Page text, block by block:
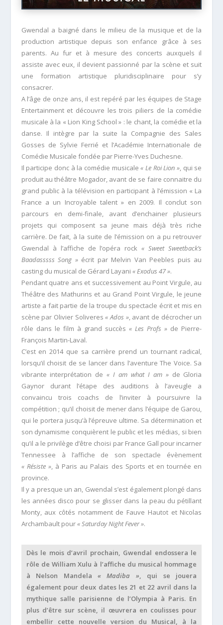
Gwendal a baigné dans le milieu de la musique et de la
production artistique depuis son enfance grâce à ses
parents. Au fur et à mesure des concerts auxquels il
assiste avec eux, il devient passionné par la scène et suit
une formation artistique pluridisciplinaire pour s’y
consacrer.
A l’âge de onze ans, il est repéré par les équipes de Stage
Entertainment et découvre les trois piliers de la comédie
musicale à la « Lion King School » : le chant, la comédie et la
danse. Il intègre par la suite la Compagnie des Sales
Gosses de Sylvie Ferrié et l’Académie Internationale de
Comédie Musicale fondée par Pierre-Yves Duchesne.
Il participe donc à la comédie musicale« Le Roi Lion », qui se
produit au théâtre Mogador, avant de se faire connaitre du
grand public à la télévision en participant à l’émission « La
France a un Incroyable talent » en 2009. Il conclut son
parcours en demi-finale, avant d’enchainer plusieurs
projets qui composent sa jeune mais déjà très riche
carrière. De fait, à la suite de l’émission on a pu retrouver
Gwendal à l’affiche de l’opéra rock« Sweet Sweetback’s
Baadasssss Song »écrit par Melvin Van Peebles puis au
casting du musical de Gérard Layani « Exodus 47 ».
Pendant quatre ans et successivement au Point Virgule, au
Théâtre des Mathurins et au Grand Point Virgule, le jeune
artiste a fait partie de la troupe du spectacle écrit et mis en
scène par Olivier Soliveres « Ados », avant de décrocher un
rôle dans le film à grand succès« Les Profs » de Pierre-
François Martin-Laval.
C’est en 2014 que sa carrière prend un tournant radical,
lorsqu’il choisit de se lancer dans l’aventure The Voice. Sa
vibrante interprétation de« I am what I am »de Gloria
Gaynor durant l’étape des auditions à l’aveugle a
convaincu trois coachs de l’inviter à poursuivre la
compétition ; qu’il choisit de mener dans l’équipe de Garou,
qui le portera jusqu’à l’épreuve ultime. Sa détermination et
son dynamisme conquièrent le public et les médias, si bien
qu’il a le privilège d’être choisi par France Gall pour incarner
Tennessee à l’affiche de son spectacle évènement
« Résiste », à Paris au Palais des Sports et en tournée en
province.
Il y a presque un an, Gwendal s’est également plongé dans
les années disco pour se glisser dans la peau du pétillant
Monty, aux côtés notamment de Fauve Hautot et Nicolas
Archambault pour« Saturday Night Fever ».
Dès le mois d’avril prochain, Gwendal endossera le
rôle de William Xulu à l’affiche du musical hommage
à Nelson Mandela« Madiba », qui se jouera
également pour deux dates les 21 et 22 avril dans la
mythique salle parisienne de l’Olympia à Paris. En
plus d’être sur scène, il œuvrera en coulisses pour
embellir cette nouvelle version du Musical, à la